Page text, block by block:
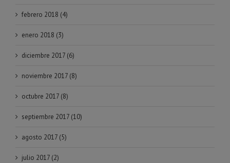
febrero 2018 (4)
enero 2018 (3)
diciembre 2017 (6)
noviembre 2017 (8)
octubre 2017 (8)
septiembre 2017 (10)
agosto 2017 (5)
julio 2017 (2)